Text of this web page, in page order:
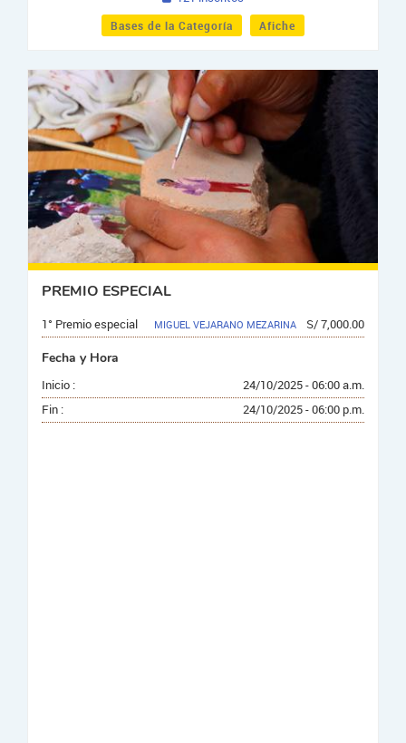
Bases de la Categoría Afiche
PREMIO ESPECIAL
1° Premio especial S/ 7,000.00
MIGUEL VEJARANO MEZARINA
Fecha y Hora
Inicio :
24/10/2025 - 06:00 a.m.
Fin :
24/10/2025 - 06:00 p.m.